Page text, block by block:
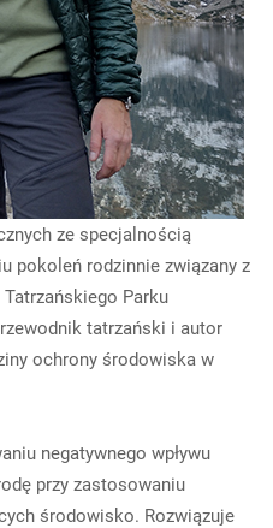
ze specjalnością
pokoleń rodzinnie związany z
Parku
tatrzański i autor
ochrony środowiska w
negatywnego wpływu
przy zastosowaniu
środowisko. Rozwiązuje